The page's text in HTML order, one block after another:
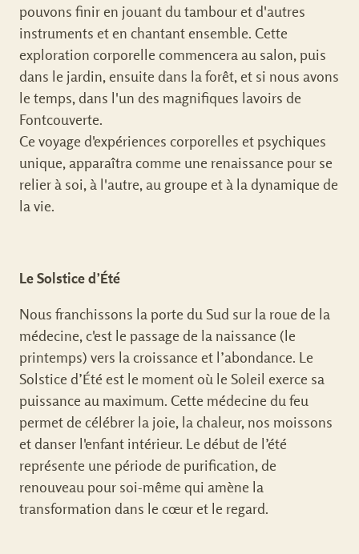
pouvons finir en jouant du tambour et d'autres
instruments et en chantant ensemble. Cette
exploration corporelle commencera au salon, puis
dans le jardin, ensuite dans la forêt, et si nous avons
le temps, dans l'un des magnifiques lavoirs de
Fontcouverte.
Ce voyage d'expériences corporelles et psychiques
unique, apparaîtra comme une renaissance pour se
relier à soi, à l'autre, au groupe et à la dynamique de
la vie.
Le Solstice d’Été
Nous franchissons la porte du Sud sur la roue de la
médecine, c'est le passage de la naissance (le
printemps) vers la croissance et l’abondance. Le
Solstice d’Été est le moment où le Soleil exerce sa
puissance au maximum. Cette médecine du feu
permet de célébrer la joie, la chaleur, nos moissons
et danser l'enfant intérieur. Le début de l’été
représente une période de purification, de
renouveau pour soi-même qui amène la
transformation dans le cœur et le regard.